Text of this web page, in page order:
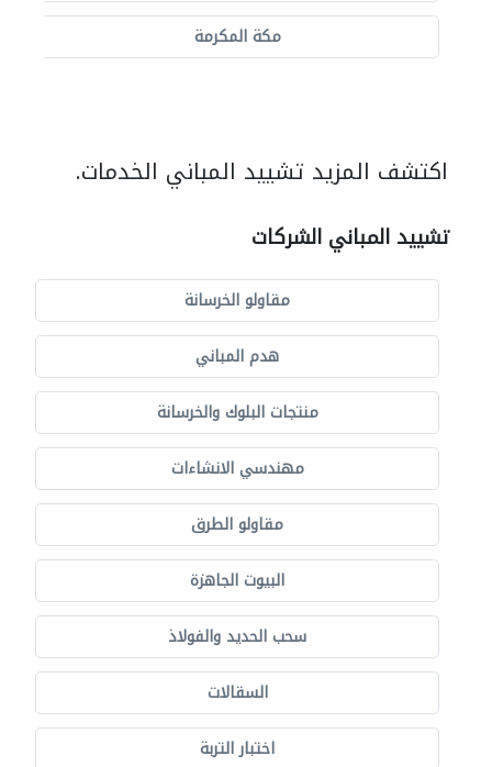
مكة المكرمة
اكتشف المزيد تشييد المباني الخدمات.
تشييد المباني الشركات
مقاولو الخرسانة
هدم المباني
منتجات البلوك والخرسانة
مهندسي الانشاءات
مقاولو الطرق
البيوت الجاهزة
سحب الحديد والفولاذ
السقالات
اختبار التربة